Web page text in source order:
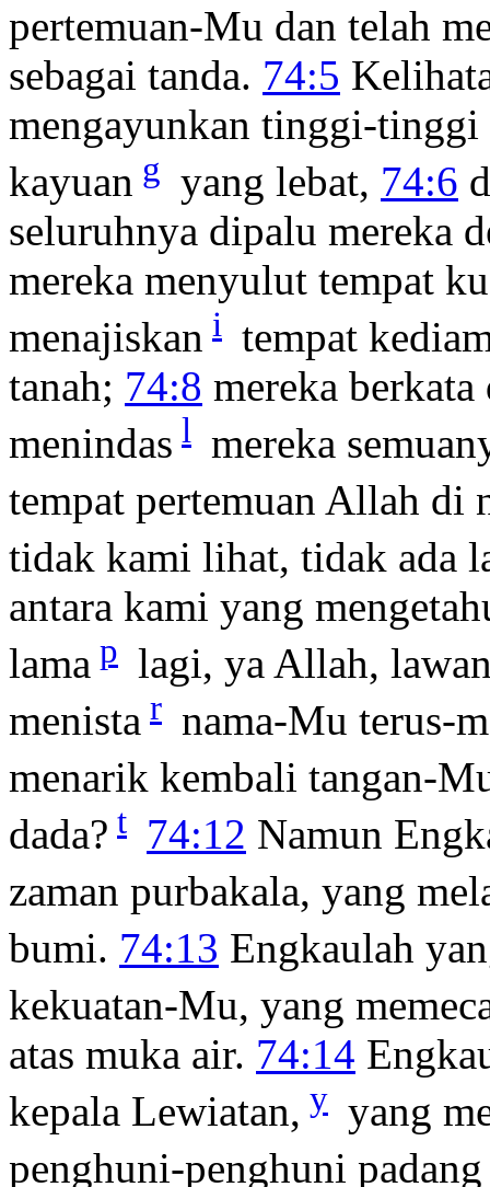
pertemuan-Mu dan telah
sebagai tanda. 74:5
mengayunkan tinggi-tinggi
kayuan g yang lebat, 74:6
seluruhnya dipalu mereka
mereka menyulut tempat
menajiskan i tempat
tanah; 74:8 mereka
menindas l mereka
tempat pertemuan Allah di
tidak kami lihat, tidak ada
antara kami yang
lama p lagi, ya Allah,
menista r nama-Mu terus-
menarik kembali tangan-
dada? t 74:12 Namun
zaman purbakala, yang
bumi. 74:13 Engkaulah
kekuatan-Mu, yang
atas muka air. 74:14
kepala Lewiatan, y yang
penghuni-penghuni